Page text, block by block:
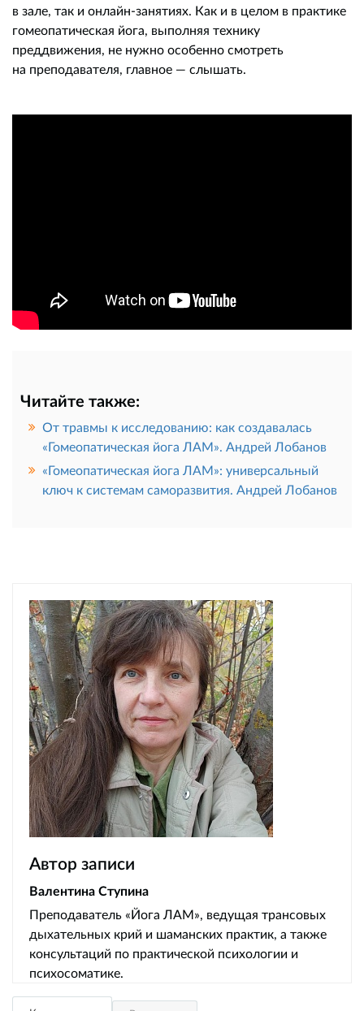
в зале, так и онлайн-занятиях. Как и в целом в практике
гомеопатическая йога, выполняя технику
преддвижения, не нужно особенно смотреть
на преподавателя, главное — слышать.
Читайте также:
От травмы к исследованию: как создавалась
«Гомеопатическая йога ЛАМ». Андрей Лобанов
«Гомеопатическая йога ЛАМ»: универсальный
ключ к системам саморазвития. Андрей Лобанов
Автор записи
Валентина Ступина
Преподаватель «Йога ЛАМ», ведущая трансовых
дыхательных крий и шаманских практик, а также
консультаций по практической психологии и
психосоматике.